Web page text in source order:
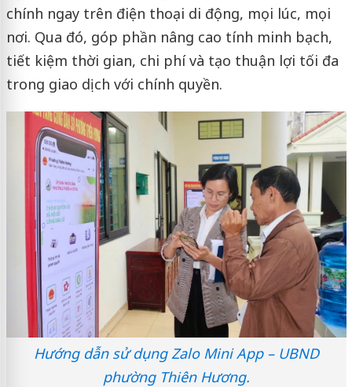
chính ngay trên điện thoại di động, mọi lúc, mọi
nơi. Qua đó, góp phần nâng cao tính minh bạch,
tiết kiệm thời gian, chi phí và tạo thuận lợi tối đa
trong giao dịch với chính quyền.
Hướng dẫn sử dụng Zalo Mini App – UBND
phường Thiên Hương.